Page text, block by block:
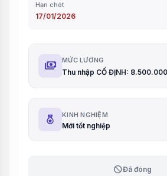
Hạn chót
17/01/2026
payments MỨC LƯƠNG
KINH NGHIỆM
Mới tốt nghiệp
blockĐã đóng